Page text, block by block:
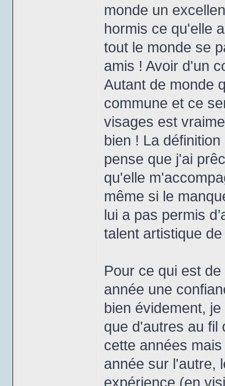
monde un
hormis ce qu'elle
tout le monde se
amis ! Avoir d'un
Autant de monde
commune et ce
visages est
bien ! La
pense que j'ai
qu'elle
même si le
lui a pas permis
talent artistique
Pour ce qui est
année une
bien évidement,
que d'autres au fil
cette années
année sur l'autre,
expérience (en